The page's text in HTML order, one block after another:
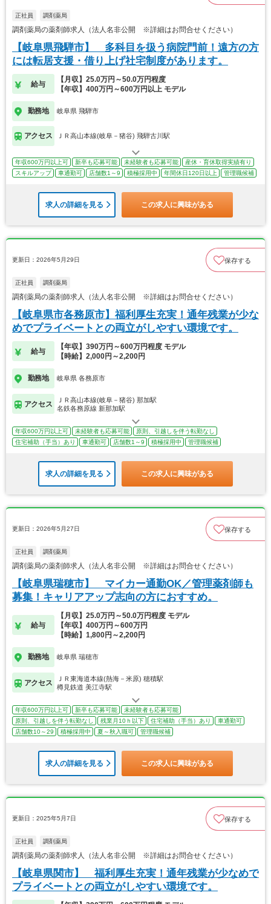
正社員 調剤薬局
調剤薬局の薬剤師求人（法人名非公開 ※詳細はお問合せください）
【岐阜県飛騨市】 多科目を扱う病院門前！遠方の方
には転居支援・借り上げ社宅制度があります。
給与
【月収】25.0万円～50.0万円程度
【年収】400万円～600万円以上 モデル
勤務地 岐阜県 飛騨市
アクセス ＪＲ高山本線(岐阜－猪谷) 飛騨古川駅
年収600万円以上可 新卒も応募可能 未経験者も応募可能
産休・育休取得実績有り
スキルアップ
車通勤可 店舗数1～9 積極採用中 年間休日120日以上 管理職候補
求人の詳細を見る この求人に興味がある
更新日：2026年5月29日 保存する
正社員 調剤薬局
調剤薬局の薬剤師求人（法人名非公開 ※詳細はお問合せください）
【岐阜県市各務原市】福利厚生充実！通年残業が少な
めでプライベートとの両立がしやすい環境です。
給与
【年収】390万円～600万円程度 モデル
【時給】2,000円～2,200円
勤務地 岐阜県 各務原市
アクセス
ＪＲ高山本線(岐阜－猪谷) 那加駅
名鉄各務原線 新那加駅
年収600万円以上可 未経験者も応募可能
原則、引越しを伴う転勤なし
住宅補助（手当）あり
車通勤可 店舗数1～9 積極採用中 管理職候補
求人の詳細を見る この求人に興味がある
更新日：2026年5月27日 保存する
正社員 調剤薬局
調剤薬局の薬剤師求人（法人名非公開 ※詳細はお問合せください）
【岐阜県瑞穂市】 マイカー通勤OK／管理薬剤師も
募集！キャリアアップ志向の方におすすめ。
給与
【月収】25.0万円～50.0万円程度 モデル
【年収】400万円～600万円
【時給】1,800円～2,200円
勤務地 岐阜県 瑞穂市
アクセス
ＪＲ東海道本線(熱海－米原) 穂積駅
樽見鉄道 美江寺駅
年収600万円以上可 新卒も応募可能
未経験者も応募可能
原則、引越しを伴う転勤なし
残業月10ｈ以下 住宅補助（手当）あり
車通勤可
店舗数10～29
積極採用中 夏～秋入職可 管理職候補
求人の詳細を見る この求人に興味がある
更新日：2025年5月7日 保存する
正社員 調剤薬局
調剤薬局の薬剤師求人（法人名非公開 ※詳細はお問合せください）
【岐阜県関市】 福利厚生充実！通年残業が少なめで
プライベートとの両立がしやすい環境です。